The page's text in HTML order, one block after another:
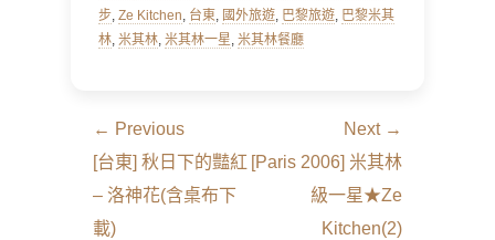
步, Ze Kitchen, 台東, 國外旅遊, 巴黎旅遊, 巴黎米其
林, 米其林, 米其林一星, 米其林餐廳
文
章
導
覽
← Previous
Previous
post:
[台東] 秋日下的豔紅
– 洛神花(含桌布下
載)
Next →
Next
[Paris 2006] 米其林
級一星★Ze
Kitchen(2)